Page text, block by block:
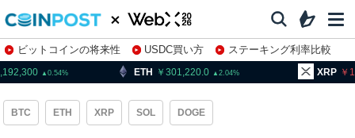
ビットコインの将来性 USDC買い方
ステーキング利率比較
株特集・関連銘柄
0.54 ETH 301,220.0 2.04 XRP
BTC ETH XRP SOL DOGE